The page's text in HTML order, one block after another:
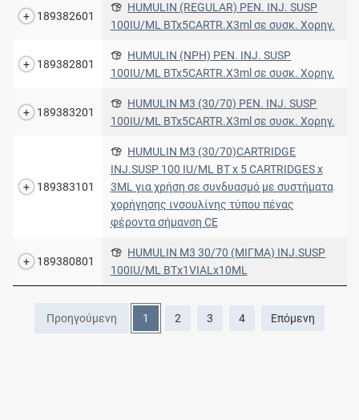
189382601
HUMULIN (REGULAR) PEN. INJ. SUSP
100IU/ML BTx5CARTR.X3ml σε συσκ. Χορηγ.
189382801
HUMULIN (NPH) PEN. INJ. SUSP
100IU/ML BTx5CARTR.X3ml σε συσκ. Χορηγ.
189383201
HUMULIN M3 (30/70) PEN. INJ. SUSP
100IU/ML BTx5CARTR.X3ml σε συσκ. Χορηγ.
189383101
HUMULIN M3 (30/70)CARTRIDGE
INJ.SUSP 100 IU/ML BT x 5 CARTRIDGES x
3ML για χρήση σε συνδυασμό με συστήματα
χορήγησης ινσουλίνης τύπου πένας
φέροντα σήμανση CE
189380801
HUMULIN M3 30/70 (ΜΙΓΜΑ) INJ.SUSP
100IU/ML ΒΤx1VIALx10ML
Προηγούμενη 1 2 3 4 Επόμενη